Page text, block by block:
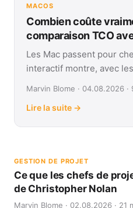
MACOS
Combien coûte
comparaison TCO
Les Mac passent pour
interactif montre, avec
Marvin Blome · 04.08.2026
Lire la suite →
GESTION DE PROJET
Ce que les chefs de
de Christopher Nolan
Marvin Blome · 02.08.2026 · 21